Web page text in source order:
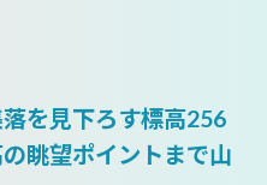
を見下ろす標高256
眺望ポイントまで山